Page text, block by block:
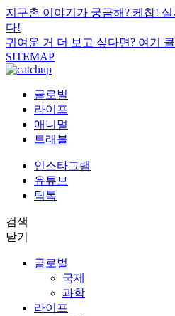
지구촌 이야기가 궁금해? 케찹!
다!
귀여운 거 더 보고 싶다면? 여기
SITEMAP
글로벌
라이프
애니멀
트래블
인스타그램
유튜브
틱톡
검색
닫기
글로벌
국제
과학
라이프